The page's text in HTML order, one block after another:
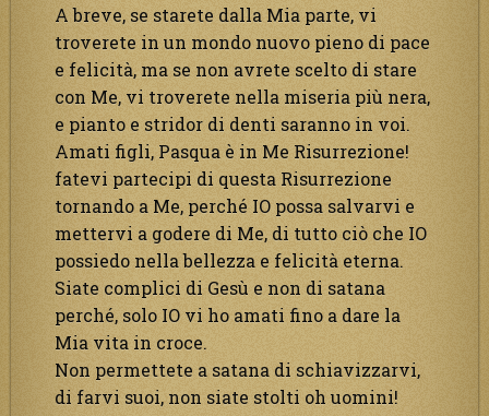
A breve, se starete dalla Mia parte, vi
troverete in un mondo nuovo pieno di pace
e felicità, ma se non avrete scelto di stare
con Me, vi troverete nella miseria più nera,
e pianto e stridor di denti saranno in voi.
Amati figli, Pasqua è in Me Risurrezione!
fatevi partecipi di questa Risurrezione
tornando a Me, perché IO possa salvarvi e
mettervi a godere di Me, di tutto ciò che IO
possiedo nella bellezza e felicità eterna.
Siate complici di Gesù e non di satana
perché, solo IO vi ho amati fino a dare la
Mia vita in croce.
Non permettete a satana di schiavizzarvi,
di farvi suoi, non siate stolti oh uomini!